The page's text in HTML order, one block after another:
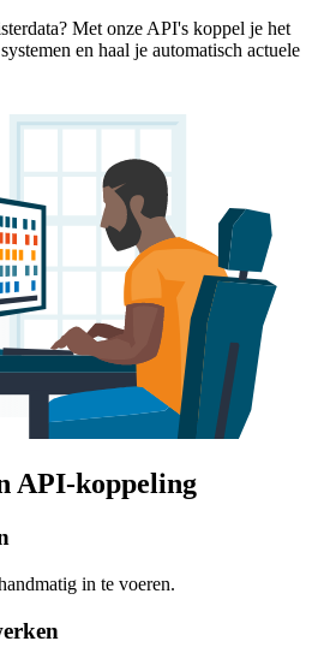
Met onze API's koppel je het
en haal je automatisch actuele
API-koppeling
in te voeren.